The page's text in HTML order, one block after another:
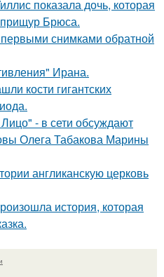
показала дочь, которая
Брюса.
снимками обратной
Ирана.
кости гигантских
- в сети обсуждают
Олега Табакова Марины
англиканскую церковь
история, которая